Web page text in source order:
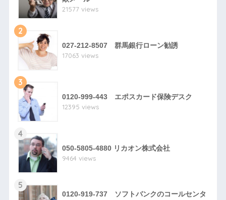
21577 views
2
027-212-8507 群馬銀行ローン勧誘
17063 views
3
0120-999-443 エポスカード保険デスク
12395 views
4
050-5805-4880 リカオン株式会社
9464 views
5
0120-919-737 ソフトバンクのコールセンタ